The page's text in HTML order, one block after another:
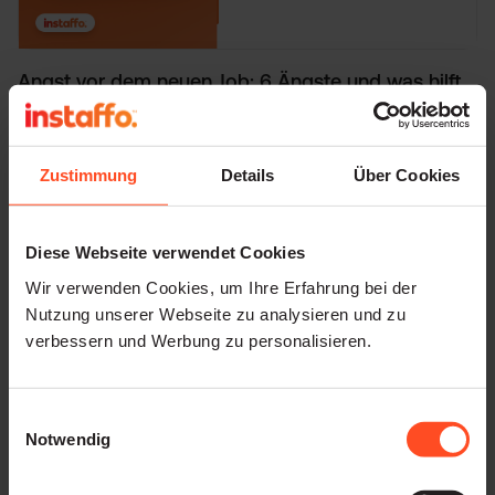
Zustimmung Details Über Cookies
Diese Webseite verwendet Cookies
Wir verwenden Cookies, um Ihre Erfahrung bei der
Nutzung unserer Webseite zu analysieren und zu
verbessern und Werbung zu personalisieren.
Notwendig
Angst vor dem neuen Job: 6 Ängste und was hilft
Ich habe Angst vor Montag: Was kann ich
dagegen tun?
6 versteckte LinkedIn Profil-Funktionen, die Sie
unbedingt kennen sollten
Neue Arbeitsmodelle: Holokratie verständlich